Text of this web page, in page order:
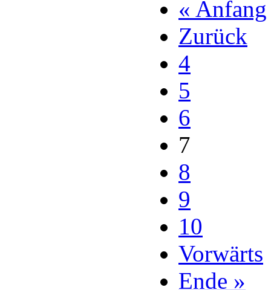
« Anfang
Zurück
4
5
6
7
8
9
10
Vorwärts
Ende »